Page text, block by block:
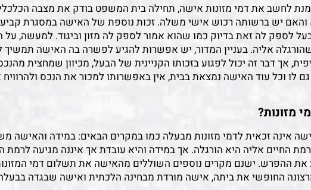
לחשב את דמי מזונות אישה, תחילה בית המשפט בודק את מצבה
יש ברשותה רכוש אישי משלה. זכות נוספת של האישה במסגרת
לספק לה זאת בדיוק כמו שהוא אמור לספק לה מזון וביגוד. למעשה, על
אליה. בעניין המדור, יש אפשרות להגיע לפשרה בה האישה תמשיך
אך דבר זה יכול לפגוע בזכותו הקניינית של הבעל, מכיוון שמחצית
גם לו וכל עוד האישה נמצאת בבית, אין באפשרותו למכור את הנכס
מזונות?
אינה זכאית לדמי מזונות מבעלה כמו במקרים הבאים: במידה והאישה
החיים אליה היא הורגלה. אך במידה והיא עובדת אך איננה מגיעה לרמת
את ההפרש. ישנם מקרים נוספים השוללים מהאישה את תשלום דמי
החופשי את ביתה, אישה מורדת מבחינה הלכתית ואישה שבגדה